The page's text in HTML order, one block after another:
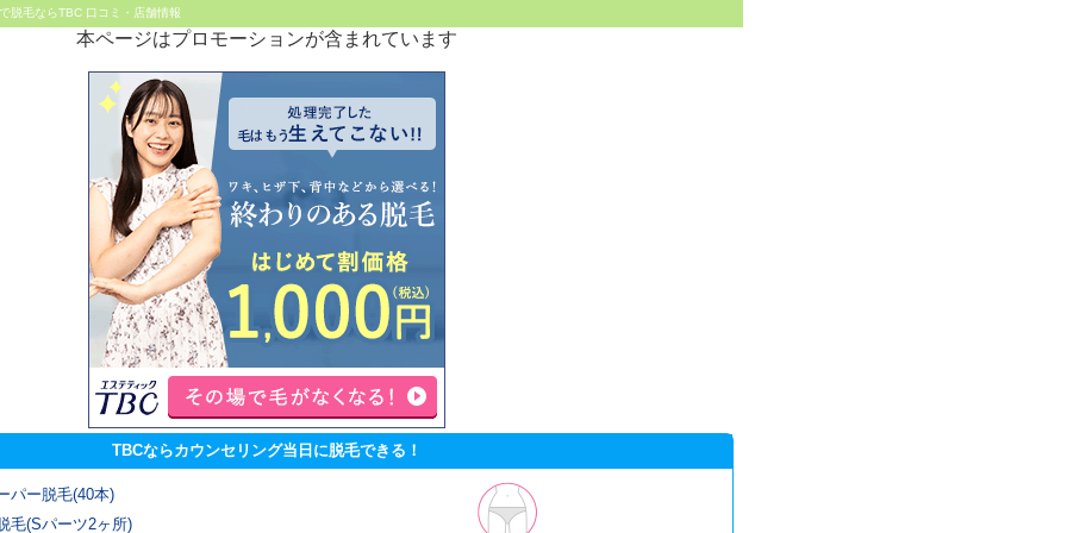
脱毛ならTBC 口コミ・店舗情報
本ページはプロモーションが含まれています
TBCならカウンセリング当日に脱毛できる！
パー脱毛(40本)
毛(Sパーツ2ヶ所)